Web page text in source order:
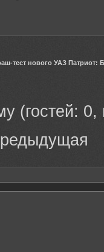
тест нового УАЗ Патриот:
(гостей: